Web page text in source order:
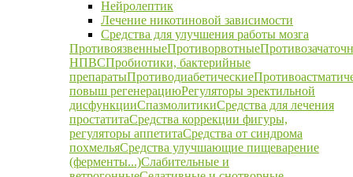
Нейролептик
Лечение никотиновой зависимости
Средства для улучшения работы мозга
ПротивоязвенныеПротиворвотные
НПВСПробиотики, бактерийные
препаратыПротиводиабетические
повыш регенерациюРегуляторы эректильной
дисфункцииСпазмолитикиСредства для лечения
простатитаСредства коррекции фигуры,
регуляторы аппетитаСредства от синдрома
похмельяСредства улучшающие пищеварение
(ферменты...)Слабительные и